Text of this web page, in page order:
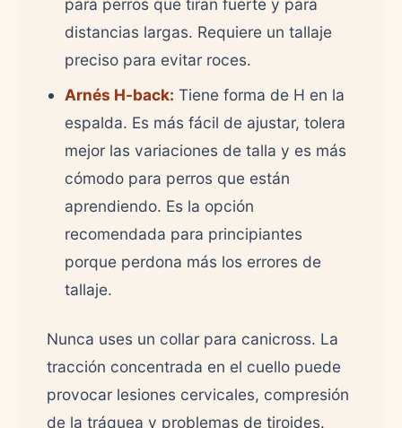
distancias largas. Requiere un tallaje
preciso para evitar roces.
Arnés H-back: Tiene forma de H en la
espalda. Es más fácil de ajustar, tolera
mejor las variaciones de talla y es más
cómodo para perros que están
aprendiendo. Es la opción
recomendada para principiantes
porque perdona más los errores de
tallaje.
Nunca uses un collar para canicross. La
tracción concentrada en el cuello puede
provocar lesiones cervicales, compresión
de la tráquea y problemas de tiroides.